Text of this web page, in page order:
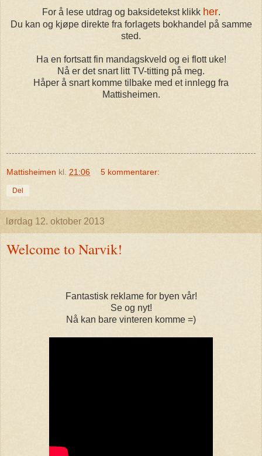
For å lese utdrag og baksidetekst klikk her.
Du kan og kjøpe direkte fra forlagets bokhandel på samme
sted.
Ha en fortsatt fin mandagskveld og ei flott uke!
Nå er det snart litt TV-titting på meg.
Håper å snart komme tilbake med et innlegg fra
Mattisheimen.
Mattisheimen kl. 21:06 5 kommentarer:
Del
lørdag 12. oktober 2013
Welcome to Narvik!
Fantastisk reklame for byen vår!
Se og nyt!
Nå kan bare vinteren komme =)